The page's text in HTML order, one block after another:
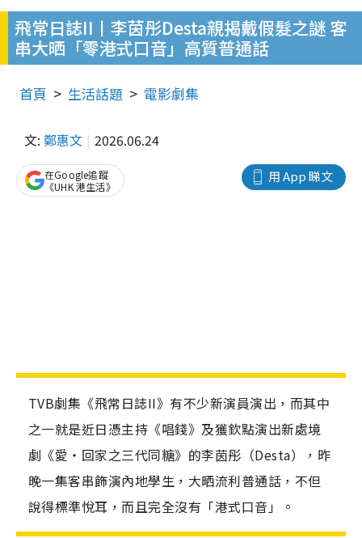
飛常日誌II丨李茵彤Desta親揭戴假髮之謎 客
串大晒「零港式口音」高質普通話
首頁 生活話題 電影劇集
文: 鄭惠文 2026.06.24
用 App 睇文
在Google追蹤
《UHK 港生活》
TVB劇集《飛常日誌II》有不少新演員演出，而其中
之一就是近日憑主持《唱錢》及獲欽點演出新處境
劇《愛‧回家之三代同糖》的李茵彤（Desta），昨
晚一集客串飾演內地學生，大晒流利普通話，不但
說得標準悅耳，而且完全沒有「港式口音」。